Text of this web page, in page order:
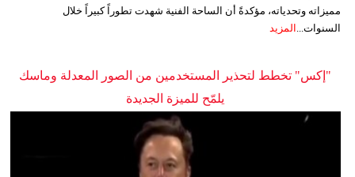
مميزاته وتحدياته، مؤكدةً أن الساحة الفنية شهدت تطوراً كبيراً خلال
السنوات... المزيد
"إكس" تخطط لتحذير المستخدمين من الصور المعدلة وماسك
يلمّح للميزة الجديدة